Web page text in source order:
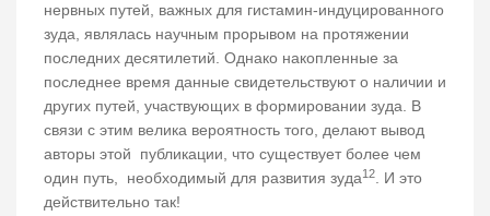
нервных путей, важных для гистамин-индуцированного
зуда, являлась научным прорывом на протяжении
последних десятилетий. Однако накопленные за
последнее время данные свидетельствуют о наличии и
других путей, участвующих в формировании зуда. В
связи с этим велика вероятность того, делают вывод
авторы этой публикации, что существует более чем
один путь, необходимый для развития зуда12. И это
действительно так!